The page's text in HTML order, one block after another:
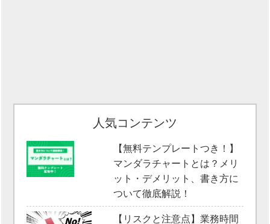
人気コンテンツ
【無料テンプレートつき！】
マンダラチャートとは？メリ
ット・デメリット、書き方に
ついて徹底解説！
【リスクと注意点】業務時間